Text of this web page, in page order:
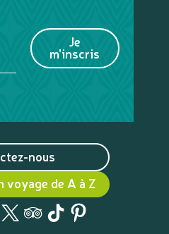
Je
m'inscris
nous
voyage de A à Z